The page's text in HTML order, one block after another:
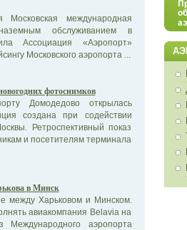
международная
обслуживанием в
Ассоциация «Аэропорт»
Московского аэропорта ...
фотоснимков
Домодедово открылась
создана при содействии
Ретроспективный показ
и посетителям терминала
в Минск
между Харьковом и Минском.
авиакомпания Belavia на
аэропорта